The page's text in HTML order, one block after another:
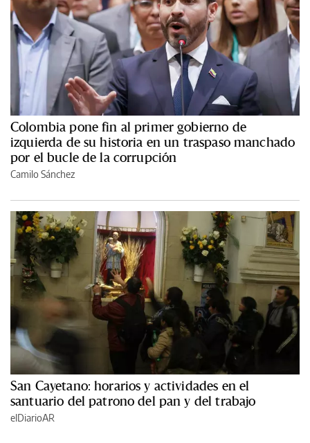
Colombia pone fin al primer gobierno de
izquierda de su historia en un traspaso manchado
por el bucle de la corrupción
Camilo Sánchez
San Cayetano: horarios y actividades en el
santuario del patrono del pan y del trabajo
elDiarioAR